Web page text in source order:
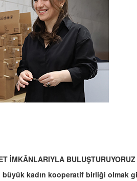
İMKÂNLARIYLA BULUŞTURUYORUZ
büyük kadın kooperatif birliği olmak